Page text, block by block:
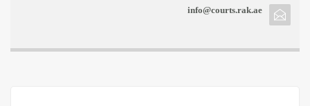
info@courts.rak.ae